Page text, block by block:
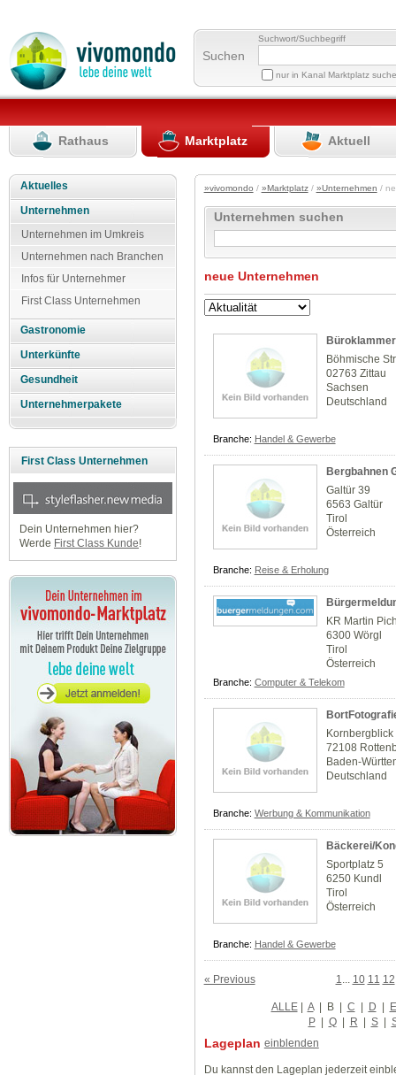
Suchen
Suchwort/Suchbegriff
nur in Kanal Marktplatz
Rathaus Marktplatz Aktuell
Aktuelles
Unternehmen
Unternehmen im Umkreis
Unternehmen nach Branchen
Infos für Unternehmer
First Class Unternehmen
Gastronomie
Unterkünfte
Gesundheit
Unternehmerpakete
First Class Unternehmen
Dein Unternehmen hier?
Werde First Class Kunde!
»vivomondo / »Marktplatz/ »Unternehmen /
Unternehmen suchen
neue Unternehmen
Böhmische
02763 Zittau
Sachsen
Deutschland
Branche: Handel & Gewerbe
Bergbahnen
Galtür 39
6563 Galtür
Tirol
Österreich
Branche: Reise & Erholung
KR Martin
6300 Wörgl
Tirol
Österreich
Branche: Computer & Telekom
Kornbergblick
72108
Baden-
Deutschland
Branche: Werbung & Kommunikation
Bäckerei/
Sportplatz 5
6250 Kundl
Tirol
Österreich
Branche: Handel & Gewerbe
« Previous 1 10 11 12
ALLE| A | B| C | D | E
P | Q | R | S |
Lageplan einblenden
Du kannst den Lageplan jederzeit